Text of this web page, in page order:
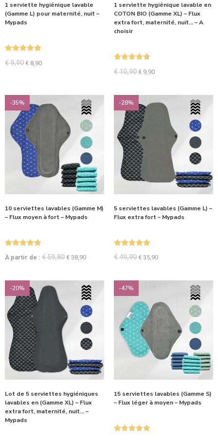
1 serviette hygiénique lavable
(Gamme L) pour maternité, nuit –
Mypads
€9,90 € 8,90
1 serviette hygiénique lavable en
COTON BIO (Gamme XL) – Flux
extra fort, maternité, nuit… – A
choisir
€10,90 € 9,90
-35%
10 serviettes lavables (Gamme M)
– Flux moyen à fort – Mypads
sur 5
À partir de : €59,80 € 38,90
-28%
5 serviettes lavables (Gamme L) –
Flux extra fort – Mypads
€49,90 € 35,90
-20%
Lot de 5 serviettes hygiéniques
lavables en (Gamme XL) – Flux
extra fort, maternité, nuit… –
Mypads
-47%
15 serviettes lavables (Gamme S)
– Flux léger à moyen – Mypads